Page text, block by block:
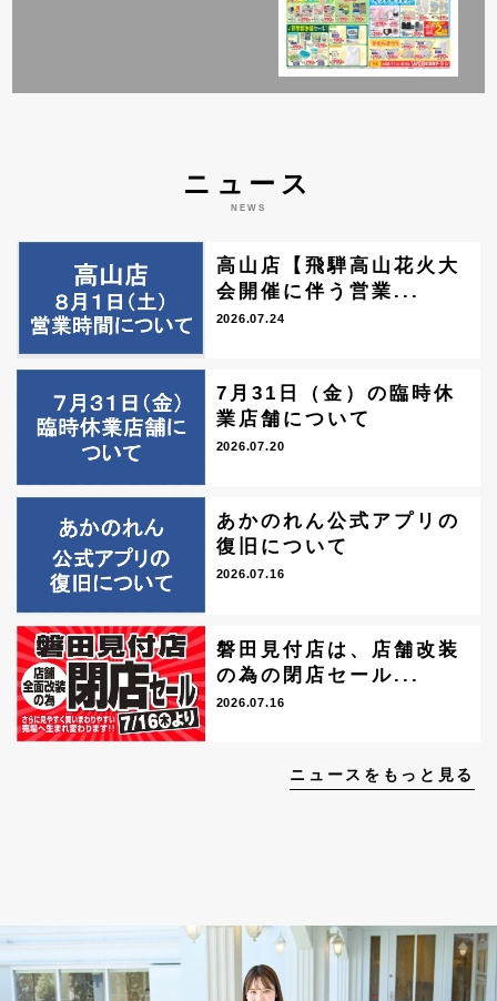
ニュース
NEWS
高山店【飛騨高山花火大
会開催に伴う営業...
2026.07.24
7月31日（金）の臨時休
業店舗について
2026.07.20
あかのれん公式アプリの
復旧について
2026.07.16
磐田見付店は、店舗改装
の為の閉店セール...
2026.07.16
ニュースをもっと見る